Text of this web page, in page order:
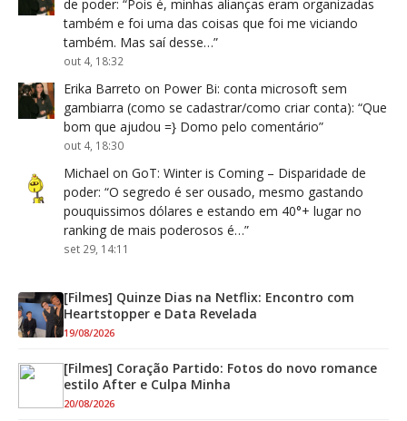
de poder: “Pois é, minhas alianças eram organizadas
também e foi uma das coisas que foi me viciando
também. Mas saí desse…”
out 4, 18:32
Erika Barreto on Power Bi: conta microsoft sem
gambiarra (como se cadastrar/como criar conta): “Que
bom que ajudou =} Domo pelo comentário”
out 4, 18:30
Michael on GoT: Winter is Coming – Disparidade de
poder: “O segredo é ser ousado, mesmo gastando
pouquissimos dólares e estando em 40°+ lugar no
ranking de mais poderosos é…”
set 29, 14:11
[Filmes] Quinze Dias na Netflix: Encontro com
Heartstopper e Data Revelada
19/08/2026
[Filmes] Coração Partido: Fotos do novo romance
estilo After e Culpa Minha
20/08/2026